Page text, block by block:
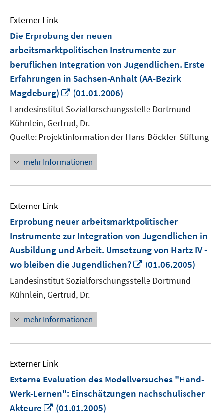
Externer Link
Die Erprobung der neuen
arbeitsmarktpolitischen Instrumente zur
beruflichen Integration von Jugendlichen. Erste
Erfahrungen in Sachsen-Anhalt (AA-Bezirk
Magdeburg)
In
neuem
Fenster
öffnen
(01.01.2006)
Landesinstitut Sozialforschungsstelle Dortmund
Kühnlein, Gertrud, Dr.
Quelle: Projektinformation der Hans-Böckler-Stiftung
mehr Informationen
Externer Link
Erprobung neuer arbeitsmarktpolitischer
Instrumente zur Integration von Jugendlichen in
Ausbildung und Arbeit. Umsetzung von Hartz IV -
wo bleiben die Jugendlichen?
In
neuem
Fenster
(01.06.2005)
Landesinstitut Sozialforschungsstelle Dortmund
Kühnlein, Gertrud, Dr.
mehr Informationen
Externer Link
Externe Evaluation des Modellversuches "Hand-
Werk-Lernen": Einschätzungen nachschulischer
Akteure
In
(01.01.2005)